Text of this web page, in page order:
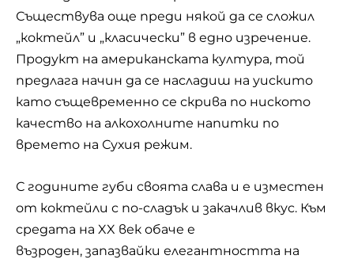
Съществува още преди някой да се сложил
„коктейл” и „класически” в едно изречение.
Продукт на американската култура, той
предлага начин да се насладиш на уискито
като същевременно се скрива по ниското
качество на алкохолните напитки по
времето на Сухия режим.
С годините губи своята слава и е изместен
от коктейли с по-сладък и закачлив вкус. Към
средата на XX век обаче е
възроден, запазвайки елегантността на